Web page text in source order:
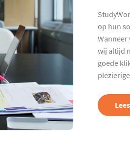
op hun
Wanneer
wij altijd
goede